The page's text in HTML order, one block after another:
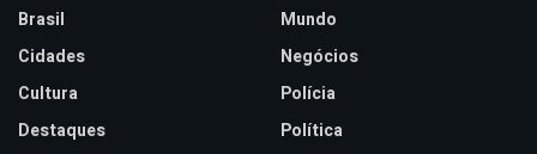
Brasil
Cidades
Cultura
Destaques
Mundo
Negócios
Polícia
Política